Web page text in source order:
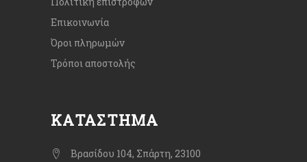
Επικοινωνία
Όροι πληρωμών
Τρόποι αποστολής
ΚΑΤΆΣΤΗΜΑ
Βρασίδου 104, Σπάρτη, 23100